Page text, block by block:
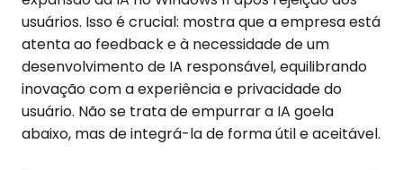
usuários. Isso é crucial: mostra que a empresa está
atenta ao feedback e à necessidade de um
desenvolvimento de IA responsável, equilibrando
inovação com a experiência e privacidade do
usuário. Não se trata de empurrar a IA goela
abaixo, mas de integrá-la de forma útil e aceitável.